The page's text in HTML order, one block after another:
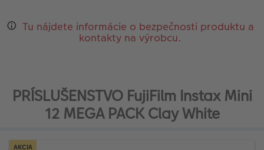
Tu nájdete informácie o bezpečnosti produktu a
kontakty na výrobcu.
PRÍSLUŠENSTVO FujiFilm Instax Mini
12 MEGA PACK Clay White
AKCIA